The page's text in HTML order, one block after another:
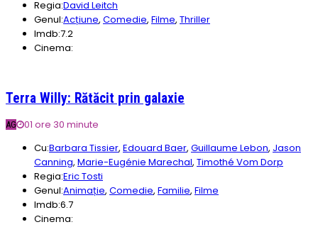
Regia:David Leitch
Genul:Acțiune, Comedie, Filme, Thriller
Imdb:7.2
Cinema:
Terra Willy: Rătăcit prin galaxie
AG
01 ore 30 minute
Cu:Barbara Tissier, Edouard Baer, Guillaume Lebon, Jason
Canning, Marie-Eugénie Marechal, Timothé Vom Dorp
Regia:Eric Tosti
Genul:Animație, Comedie, Familie, Filme
Imdb:6.7
Cinema: